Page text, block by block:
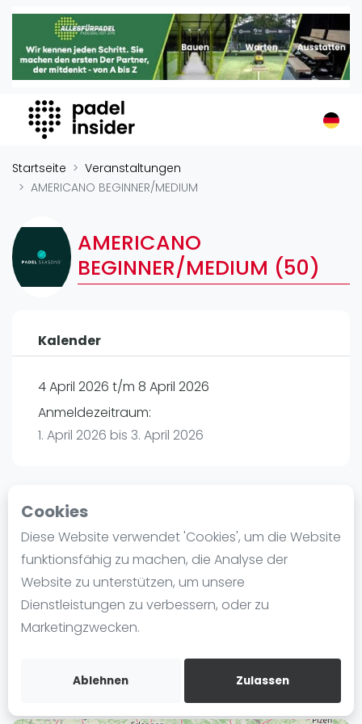
Cookies
Diese Website verwendet 'Cookies', um die Website
funktionsfähig zu machen, die Analyse der
Website zu unterstützen, um unsere
Dienstleistungen zu verbessern, oder zu
Marketingzwecken.
Ablehnen Zulassen
Padel Insider
Home
Organisationen
Buchungssysteme
Padel-Shops
Padel-Marken
Verschiedenes
Veranstaltungen
Playtomic
Ranking
Männer
Frauen
Blog
Die Geschichte von Padel
Regeln und Punktzählung
Padel Schläge
Video
Startseite
Veranstaltungen
AMERICANO BEGINNER/MEDIUM
AMERICANO
BEGINNER/MEDIUM (50)
Kalender
4 April 2026 t/m 8 April 2026
Anmeldezeitraum:
1. April 2026 bis 3. April 2026
Playtomic
Padel Seasons | München
Paul-Ehrlich-Weg 6
80999München
Routebeschrijving